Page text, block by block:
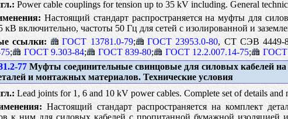
Power cable couplings for tension up to 35 kV including. General
Настоящий стандарт распространяется на муфты для
кВ включительно, частоты 50 Гц для сетей с изолированной и
ссылки:
ГОСТ 13781.0-79; ГОСТ 23953.0-80, CT CЭB 4449-
; ГОСТ 9.303-84; ГОСТ 839-80; ГОСТ 12.2.007.14-75; ГОСТ
77Муфты соединительные свинцовые для силовых кабелей на
и монтажных материалов. Технические условия
Lead joints for 1, 6 and 10 kV power cables. Complete set of details and
Настоящий стандарт распространяется на комплект
к ним для силовых кабелей с пропитанной бумажной изоляцией